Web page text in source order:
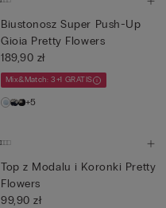
Biustonosz Super Push-Up
Gioia Pretty Flowers
189,90 zł
Mix&Match: 3+1 GRATIS
+5
Top z Modalu i Koronki Pretty
Flowers
99,90 zł